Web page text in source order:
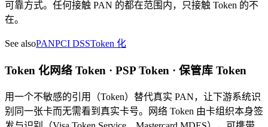
可靠方式。任何接触 PAN 的都在范围内，只接触 Token 的不
在。
See alsoPANPCI DSSToken 化
Token 化网络 Token · PSP Token · 保管库 Token
用一个不敏感的引用（Token）替代真实 PAN，让下游系统识
别同一张卡而无需看到真实卡号。网络 Token 由卡组织本身签